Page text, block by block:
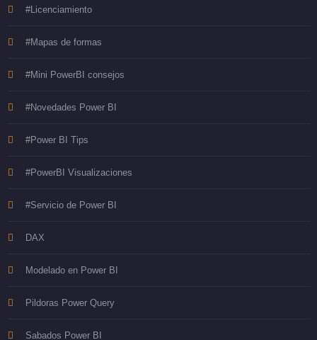
#Licenciamiento
#Mapas de formas
#Mini PowerBI consejos
#Novedades Power BI
#Power BI Tips
#PowerBI Visualizaciones
#Servicio de Power BI
DAX
Modelado en Power BI
Pildoras Power Query
Sabados Power BI